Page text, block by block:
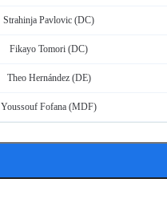
Strahinja Pavlovic (DC)
Fikayo Tomori (DC)
Theo Hernández (DE)
Youssouf Fofana (MDF)